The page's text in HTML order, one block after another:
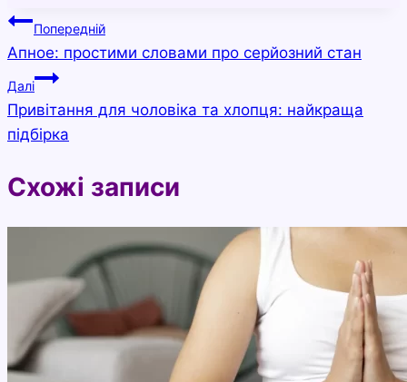
Навігація
записів
Попередній
Апное: простими словами про серйозний стан
Далі
Привітання для чоловіка та хлопця: найкраща
підбірка
Схожі записи